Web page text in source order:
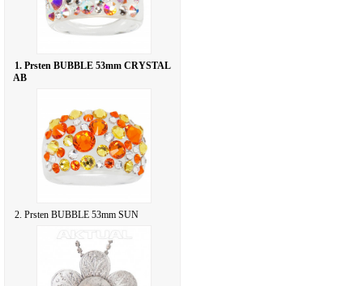
1. Prsten BUBBLE 53mm CRYSTAL
AB
2. Prsten BUBBLE 53mm SUN